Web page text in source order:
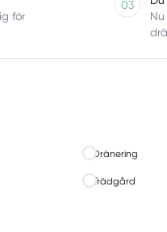
för
03
Dränering
Trädgård